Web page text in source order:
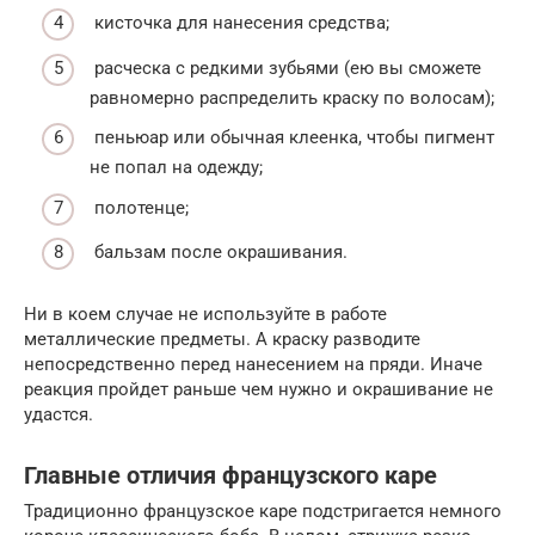
кисточка для нанесения средства;
расческа с редкими зубьями (ею вы сможете
равномерно распределить краску по волосам);
пеньюар или обычная клеенка, чтобы пигмент
не попал на одежду;
полотенце;
бальзам после окрашивания.
Ни в коем случае не используйте в работе
металлические предметы. А краску разводите
непосредственно перед нанесением на пряди. Иначе
реакция пройдет раньше чем нужно и окрашивание не
удастся.
Главные отличия французского каре
Традиционно французское каре подстригается немного